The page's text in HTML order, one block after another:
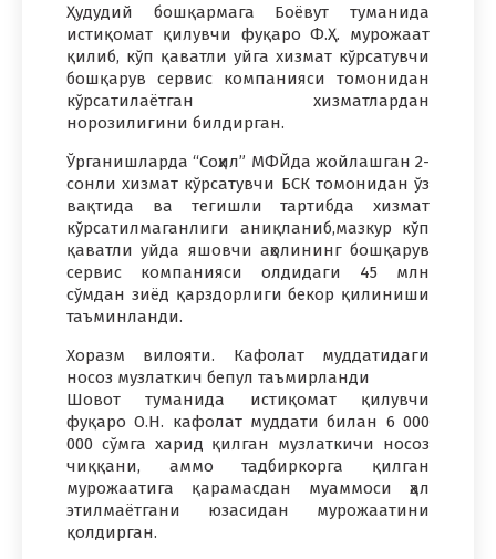
Ҳудудий бошқармага Боёвут туманида
истиқомат қилувчи фуқаро Ф.Ҳ. мурожаат
қилиб, кўп қаватли уйга хизмат кўрсатувчи
бошқарув сервис компанияси томонидан
кўрсатилаётган хизматлардан
норозилигини билдирган.
Ўрганишларда “Соҳил” МФЙда жойлашган 2-
сонли хизмат кўрсатувчи БСК томонидан ўз
вақтида ва тегишли тартибда хизмат
кўрсатилмаганлиги аниқланиб,мазкур кўп
қаватли уйда яшовчи аҳолининг бошқарув
сервис компанияси олдидаги 45 млн
сўмдан зиёд қарздорлиги бекор қилиниши
таъминланди.
Хоразм вилояти. Кафолат муддатидаги
носоз музлаткич бепул таъмирланди
Шовот туманида истиқомат қилувчи
фуқаро О.Н. кафолат муддати билан 6 000
000 сўмга харид қилган музлаткичи носоз
чиққани, аммо тадбиркорга қилган
мурожаатига қарамасдан муаммоси ҳал
этилмаётгани юзасидан мурожаатини
қолдирган.